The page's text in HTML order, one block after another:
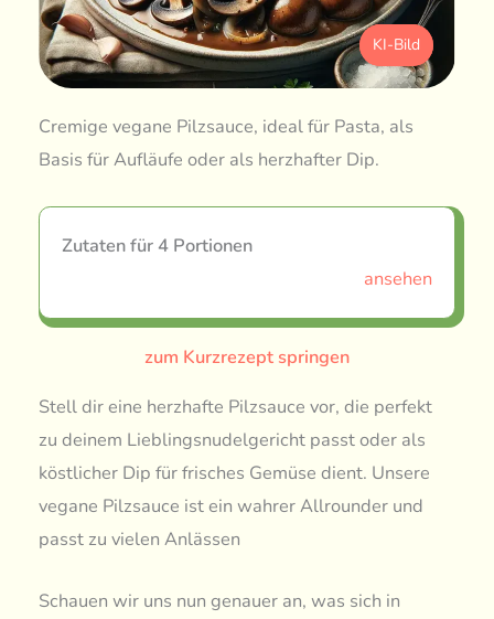
KI-Bild
Cremige vegane Pilzsauce, ideal für Pasta, als
Basis für Aufläufe oder als herzhafter Dip.
Zutaten für 4 Portionen
ansehen
zum Kurzrezept springen
Stell dir eine herzhafte Pilzsauce vor, die perfekt
zu deinem Lieblingsnudelgericht passt oder als
köstlicher Dip für frisches Gemüse dient. Unsere
vegane Pilzsauce ist ein wahrer Allrounder und
passt zu vielen Anlässen
Schauen wir uns nun genauer an, was sich in